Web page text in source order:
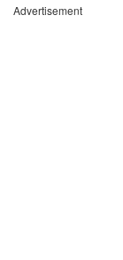
Advertisement